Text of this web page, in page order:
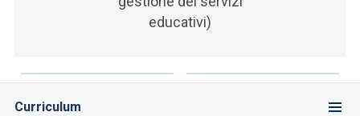
educativi)
Curriculum